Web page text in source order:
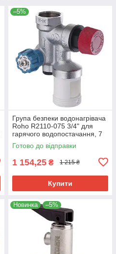
–5%
Група безпеки водонагрівача
Roho R2110-075 3/4" для
гарячого водопостачання, 7
бар (RO0163)
Готово до відправки
1 154,25 ₴ 1 215 ₴
Купити
Новинка –5%